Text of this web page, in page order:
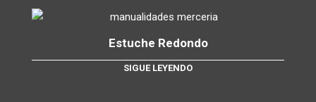
Estuche Redondo
SIGUE LEYENDO